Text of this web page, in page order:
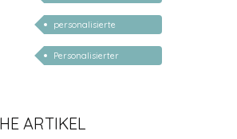
personalisiert
personalisierte
Geschenke für Babys
Personalisierter
ARTIKEL